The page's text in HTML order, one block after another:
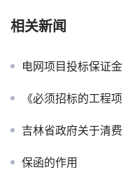
相关新闻
电网项目投标保证
《必须招标的工程
吉林省政府关于清
保函的作用